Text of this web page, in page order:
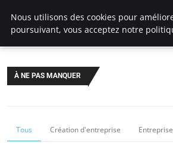
LECFCM
À NE PAS MANQUER
Tous Création d'entreprise
Nous utilisons des cookies pour
poursuivant, vous acceptez notre